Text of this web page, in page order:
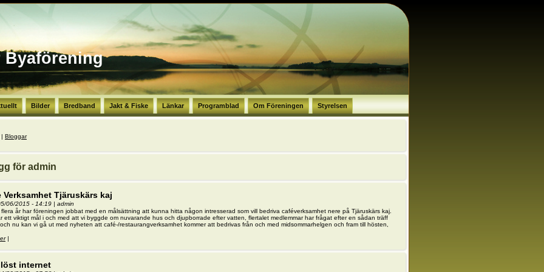
Byaförening
Bilder Bredband Jakt & Fiske Länkar Programblad Om Föreningen Styrelsen
här
| Bloggar
för admin
Verksamhet Tjäruskärs kaj
06/2015 - 14:19 | admin
flera år har föreningen jobbat med en målsättning att kunna hitta någon intresserad som vill bedriva caféverksamhet nere på Tjäruskärs kaj.
ett viktigt mål i och med att vi byggde om nuvarande hus och djupborrade efter vatten, flertalet medlemmar har frågat efter en sådan träff
nu kan vi gå ut med nyheten att café-/restaurangverksamhet kommer att bedrivas från och med midsommarhelgen och fram till hösten,
om Cafe Verksamhet Tjäruskärs kaj
|
internet